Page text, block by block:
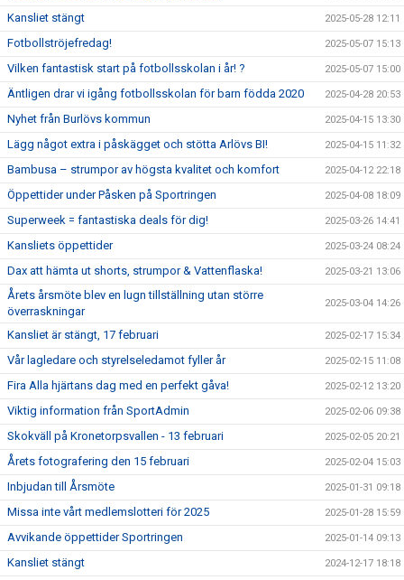
Kansliet stängt 2025-05-28 12:11
Fotbollströjefredag! 2025-05-07 15:13
Vilken fantastisk start på fotbollsskolan i år! ? 2025-05-07 15:00
Äntligen drar vi igång fotbollsskolan för barn födda 2020 2025-04-28 20:53
Nyhet från Burlövs kommun 2025-04-15 13:30
Lägg något extra i påskägget och stötta Arlövs BI! 2025-04-15 11:32
Bambusa – strumpor av högsta kvalitet och komfort 2025-04-12 22:18
Öppettider under Påsken på Sportringen 2025-04-08 18:09
Superweek = fantastiska deals för dig! 2025-03-26 14:41
Kansliets öppettider 2025-03-24 08:24
Dax att hämta ut shorts, strumpor & Vattenflaska! 2025-03-21 13:06
Årets årsmöte blev en lugn tillställning utan större
överraskningar
2025-03-04 14:26
Kansliet är stängt, 17 februari 2025-02-17 15:34
Vår lagledare och styrelseledamot fyller år 2025-02-15 11:08
Fira Alla hjärtans dag med en perfekt gåva! 2025-02-12 13:20
Viktig information från SportAdmin 2025-02-06 09:38
Skokväll på Kronetorpsvallen - 13 februari 2025-02-05 20:21
Årets fotografering den 15 februari 2025-02-04 15:03
Inbjudan till Årsmöte 2025-01-31 09:18
Missa inte vårt medlemslotteri för 2025 2025-01-28 15:59
Avvikande öppettider Sportringen 2025-01-14 09:13
Kansliet stängt 2024-12-17 18:18